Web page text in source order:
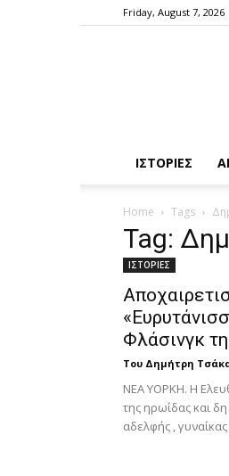
Friday, August 7, 2026
ΙΣΤΟΡΙΕΣ
Home Tags
Tag:
ΙΣΤΟΡΙΕΣ
Φλάσινγκ
Του Δημήτρη
ΝΕΑ ΥΟΡΚΗ. Η
της ηρωίδας και
αδελφής ,